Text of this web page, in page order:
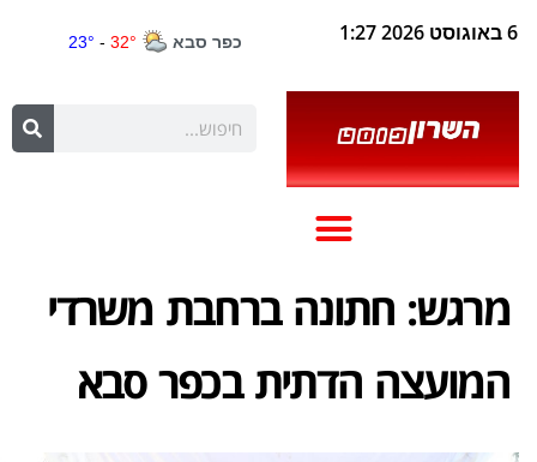
6 באוגוסט 2026 1:27
מרגש: חתונה ברחבת משרדי
המועצה הדתית בכפר סבא